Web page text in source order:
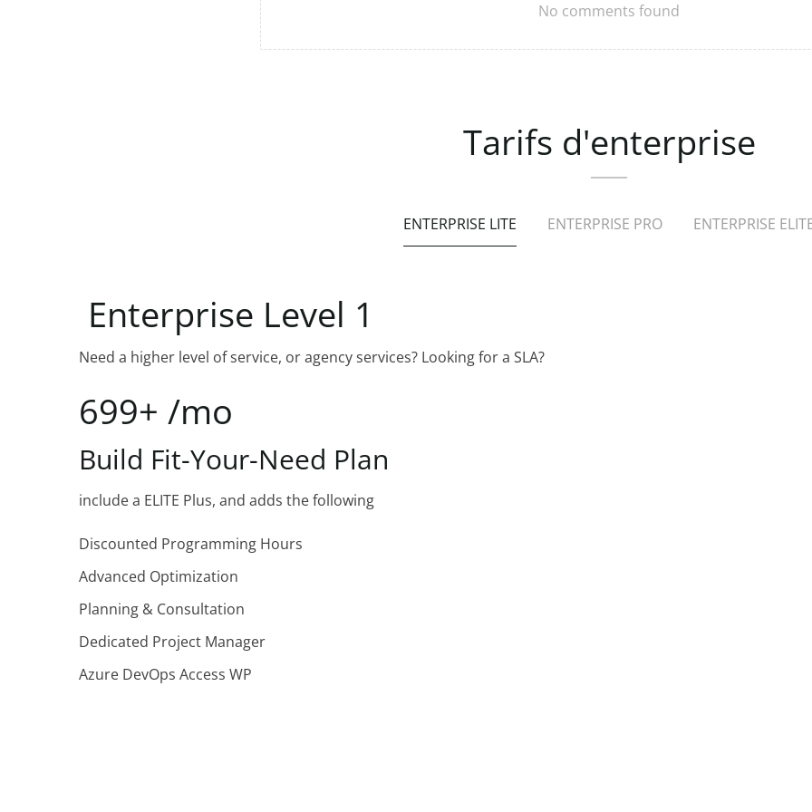
No comments found
Tarifs d'enterprise
ENTERPRISE LITE ENTERPRISE PRO ENTERPRISE
Enterprise Level 1
Need a higher level of service, or agency services? Looking for a SLA?
699+ /mo
Build Fit-Your-Need Plan
include a ELITE Plus, and adds the following
Discounted Programming Hours
Advanced Optimization
Planning & Consultation
Dedicated Project Manager
Azure DevOps Access WP